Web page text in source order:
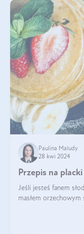
Paulina Maludy
28 kwi 2024
Przepis na
Jeśli jesteś fanem
masłem